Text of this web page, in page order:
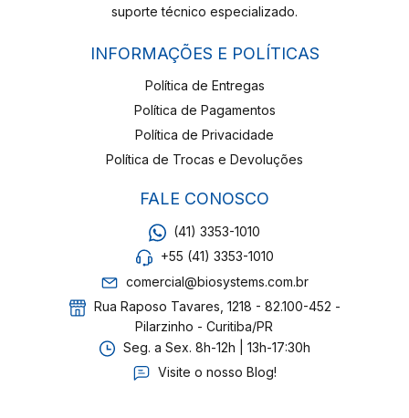
suporte técnico especializado.
INFORMAÇÕES E POLÍTICAS
Política de Entregas
Política de Pagamentos
Política de Privacidade
Política de Trocas e Devoluções
FALE CONOSCO
(41) 3353-1010
+55 (41) 3353-1010
comercial@biosystems.com.br
Rua Raposo Tavares, 1218 - 82.100-452 -
Pilarzinho - Curitiba/PR
Seg. a Sex. 8h-12h | 13h-17:30h
Visite o nosso Blog!